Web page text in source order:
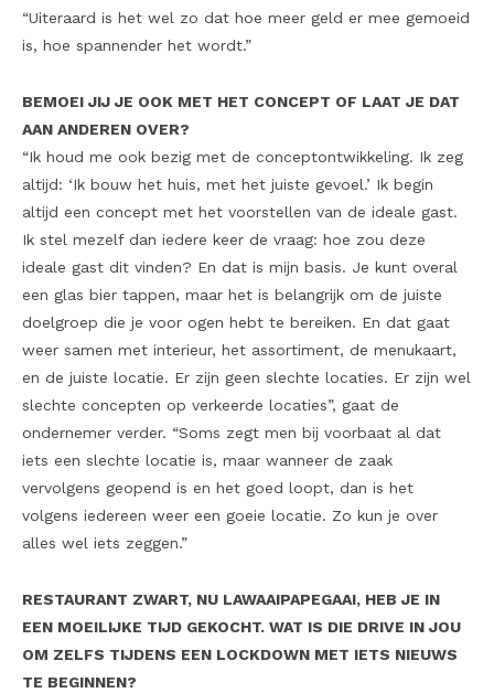
“Uiteraard is het wel zo dat hoe meer geld er mee gemoeid
is, hoe spannender het wordt.”
BEMOEI JIJ JE OOK MET HET CONCEPT OF LAAT JE DAT
AAN ANDEREN OVER?
“Ik houd me ook bezig met de conceptontwikkeling. Ik zeg
altijd: ‘Ik bouw het huis, met het juiste gevoel.’ Ik begin
altijd een concept met het voorstellen van de ideale gast.
Ik stel mezelf dan iedere keer de vraag: hoe zou deze
ideale gast dit vinden? En dat is mijn basis. Je kunt overal
een glas bier tappen, maar het is belangrijk om de juiste
doelgroep die je voor ogen hebt te bereiken. En dat gaat
weer samen met interieur, het assortiment, de menukaart,
en de juiste locatie. Er zijn geen slechte locaties. Er zijn wel
slechte concepten op verkeerde locaties”, gaat de
ondernemer verder. “Soms zegt men bij voorbaat al dat
iets een slechte locatie is, maar wanneer de zaak
vervolgens geopend is en het goed loopt, dan is het
volgens iedereen weer een goeie locatie. Zo kun je over
alles wel iets zeggen.”
RESTAURANT ZWART, NU LAWAAIPAPEGAAI, HEB JE IN
EEN MOEILIJKE TIJD GEKOCHT. WAT IS DIE DRIVE IN JOU
OM ZELFS TIJDENS EEN LOCKDOWN MET IETS NIEUWS
TE BEGINNEN?